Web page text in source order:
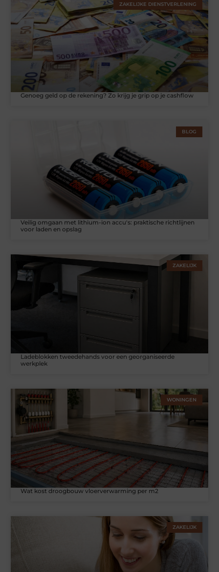
ZAKELIJKE DIENSTVERLENING
Genoeg geld op de rekening? Zo krijg je grip op je cashflow
BLOG
Veilig omgaan met lithium-ion accu's: praktische richtlijnen
voor laden en opslag
ZAKELIJK
Ladeblokken tweedehands voor een georganiseerde
werkplek
WONINGEN
Wat kost droogbouw vloerverwarming per m2
ZAKELIJK